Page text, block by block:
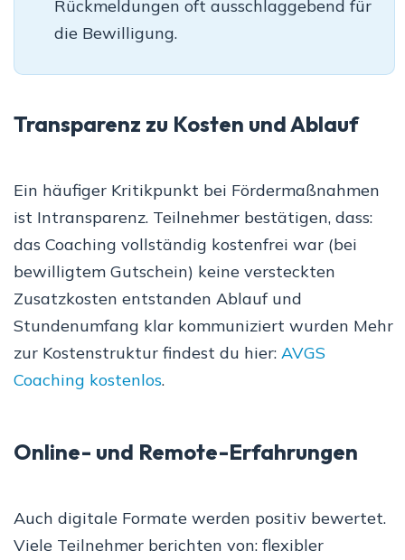
Rückmeldungen oft ausschlaggebend für
die Bewilligung.
Transparenz zu Kosten und Ablauf
Ein häufiger Kritikpunkt bei Fördermaßnahmen
ist Intransparenz. Teilnehmer bestätigen, dass:
das Coaching vollständig kostenfrei war (bei
bewilligtem Gutschein) keine versteckten
Zusatzkosten entstanden Ablauf und
Stundenumfang klar kommuniziert wurden Mehr
zur Kostenstruktur findest du hier: AVGS
Coaching kostenlos.
Online- und Remote-Erfahrungen
Auch digitale Formate werden positiv bewertet.
Viele Teilnehmer berichten von: flexibler